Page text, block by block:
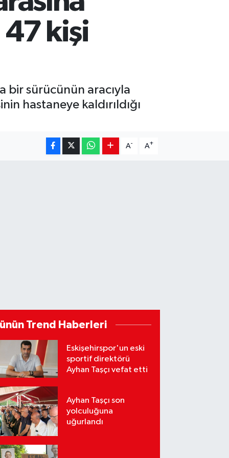
47 kişi
bir sürücünün aracıyla
hastaneye kaldırıldığı
A- A+
Trend Haberleri
Eskişehirspor'un eski
sportif direktörü
Ayhan Taşçı vefat etti
Ayhan Taşçı son
yolculuğuna
uğurlandı